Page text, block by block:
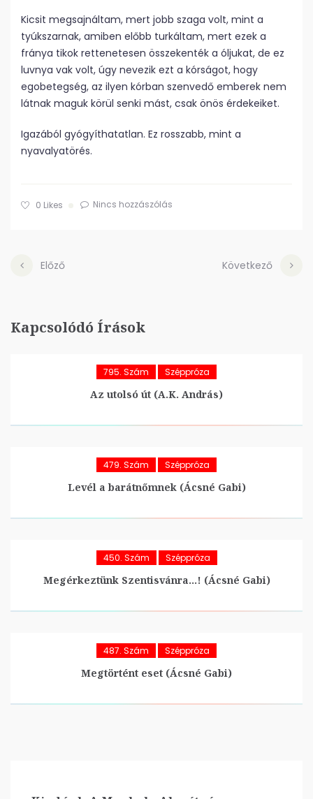
Kicsit megsajnáltam, mert jobb szaga volt, mint a
tyúkszarnak, amiben előbb turkáltam, mert ezek a
fránya tikok rettenetesen összekenték a óljukat, de ez
luvnya vak volt, úgy nevezik ezt a kórságot, hogy
egobetegség, az ilyen kórban szenvedő emberek nem
látnak maguk körül senki mást, csak önös érdekeiket.
Igazából gyógyíthatatlan. Ez rosszabb, mint a
nyavalyatörés.
0 Likes Nincs hozzászólás
Előző Következő
Kapcsolódó Írások
795. Szám Széppróza
Az utolsó út (A.K. András)
479. Szám Széppróza
Levél a barátnőmnek (Ácsné Gabi)
450. Szám Széppróza
Megérkeztünk Szentisvánra…! (Ácsné Gabi)
487. Szám Széppróza
Megtörtént eset (Ácsné Gabi)